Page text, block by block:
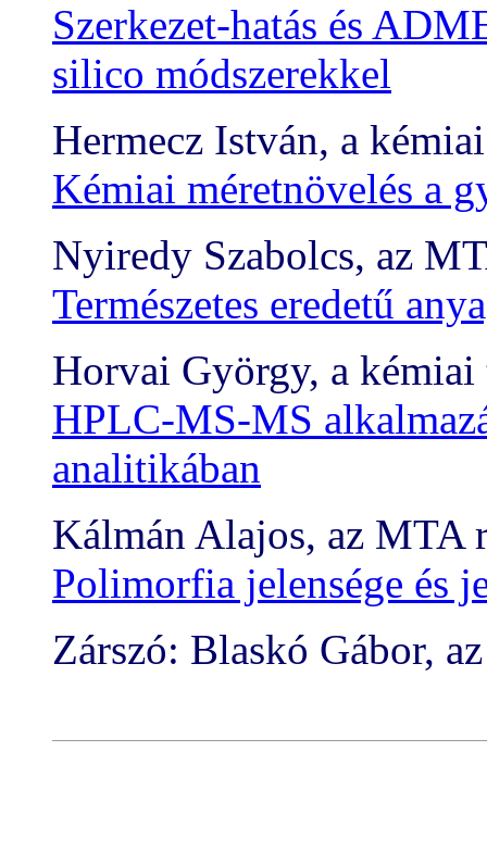
Szerkezet-hatás és
silico módszerekkel
Hermecz István, a
Kémiai méretnövelés a
Nyiredy Szabolcs, az
Természetes eredetű
Horvai György, a
HPLC-MS-MS
analitikában
Kálmán Alajos, az MTA
Polimorfia jelensége és
Zárszó: Blaskó Gábor,